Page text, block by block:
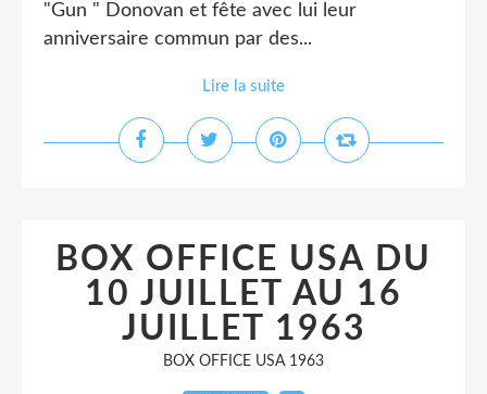
"Gun " Donovan et fête avec lui leur
anniversaire commun par des...
Lire la suite
BOX OFFICE USA DU
10 JUILLET AU 16
JUILLET 1963
BOX OFFICE USA 1963